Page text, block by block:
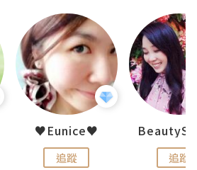
♥Eunice♥
追蹤 追蹤